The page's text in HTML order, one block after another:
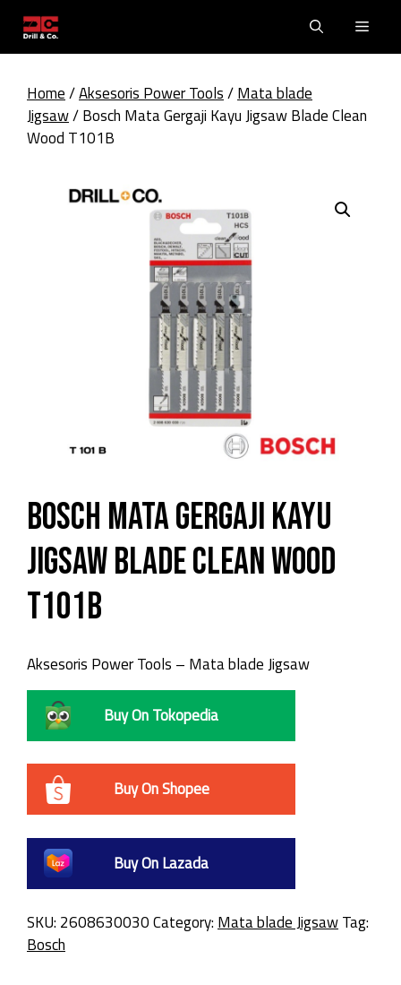
content
Home/Aksesoris Power Tools/Mata blade
Jigsaw/ Bosch Mata Gergaji Kayu Jigsaw Blade Clean
Wood T101B
Bosch Mata Gergaji Kayu
Jigsaw Blade Clean Wood
T101B
Aksesoris Power Tools – Mata blade Jigsaw
Buy On Tokopedia
Buy On Shopee
Buy On Lazada
SKU: 2608630030Category: Mata blade JigsawTag:
Bosch